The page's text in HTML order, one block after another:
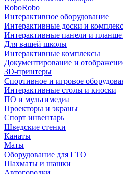
RoboRobo
Интерактивное оборудование
Интерактивные доски и
Интерактивные панели и
Для вашей школы
Интерактивные комплексы
Документирование и
3D-принтеры
Спортивное и игровое
Интерактивные столы и киоски
ПО и мультимедиа
Проекторы и экраны
Спорт инвентарь
Шведские стенки
Канаты
Маты
Оборудование для ГТО
Шахматы и шашки